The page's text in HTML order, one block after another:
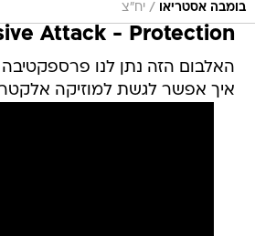
בומבה אסטריאו / יח"צ
Attack - Protection
האלבום הזה נתן לנו
איך אפשר לגשת למוזיקה